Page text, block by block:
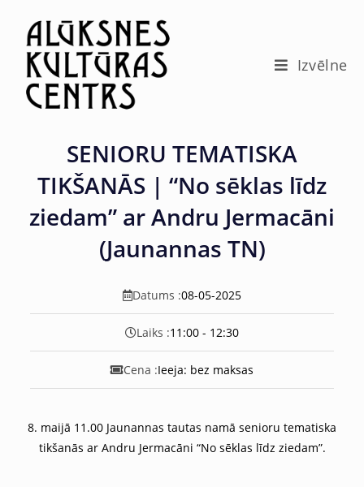
Izvēlne
SENIORU TEMATISKA
TIKŠANĀS | “No sēklas līdz
ziedam” ar Andru Jermacāni
(Jaunannas TN)
Datums :08-05-2025
Laiks :11:00 - 12:30
Cena :Ieeja: bez maksas
8. maijā 11.00 Jaunannas tautas namā senioru tematiska
tikšanās ar Andru Jermacāni “No sēklas līdz ziedam”.